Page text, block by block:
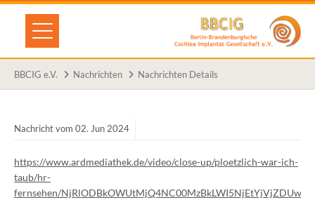
BBCIG e.V. Nachrichten Nachrichten Details
Nachricht vom 02. Jun 2024
https://www.ardmediathek.de/video/close-up/ploetzlich-war-ich-
taub/hr-
fernsehen/